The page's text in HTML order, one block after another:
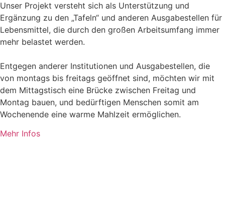
Unser Projekt versteht sich als Unterstützung und
Ergänzung zu den „Tafeln“ und anderen Ausgabestellen für
Lebensmittel, die durch den großen Arbeitsumfang immer
mehr belastet werden.
Entgegen anderer Institutionen und Ausgabestellen, die
von montags bis freitags geöffnet sind, möchten wir mit
dem Mittagstisch eine Brücke zwischen Freitag und
Montag bauen, und bedürftigen Menschen somit am
Wochenende eine warme Mahlzeit ermöglichen.
Mehr Infos